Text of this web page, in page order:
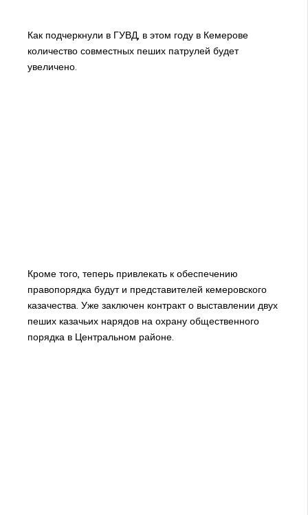
Как подчеркнули в ГУВД, в этом году в Кемерове
количество совместных пеших патрулей будет
увеличено.
Кроме того, теперь привлекать к обеспечению
правопорядка будут и представителей кемеровского
казачества. Уже заключен контракт о выставлении двух
пеших казачьих нарядов на охрану общественного
порядка в Центральном районе.